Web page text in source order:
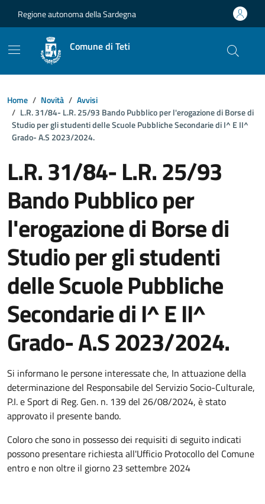
Regione autonoma della Sardegna
Comune di Teti
Home Novità
Avvisi
L.R. 31/84- L.R. 25/93 Bando Pubblico per l'erogazione di Borse di
Studio per gli studenti delle Scuole Pubbliche Secondarie di I^ E II^
Grado- A.S 2023/2024.
L.R. 31/84- L.R. 25/93
Bando Pubblico per
l'erogazione di Borse di
Studio per gli studenti
delle Scuole Pubbliche
Secondarie di I^ E II^
Grado- A.S 2023/2024.
Dettagli della notizia
Si informano le persone interessate che, In attuazione della
determinazione del Responsabile del Servizio Socio-Culturale,
P.I. e Sport di Reg. Gen. n. 139 del 26/08/2024, è stato
approvato il presente bando.
Coloro che sono in possesso dei requisiti di seguito indicati
possono presentare richiesta all'Ufficio Protocollo del Comune
entro e non oltre il giorno 23 settembre 2024